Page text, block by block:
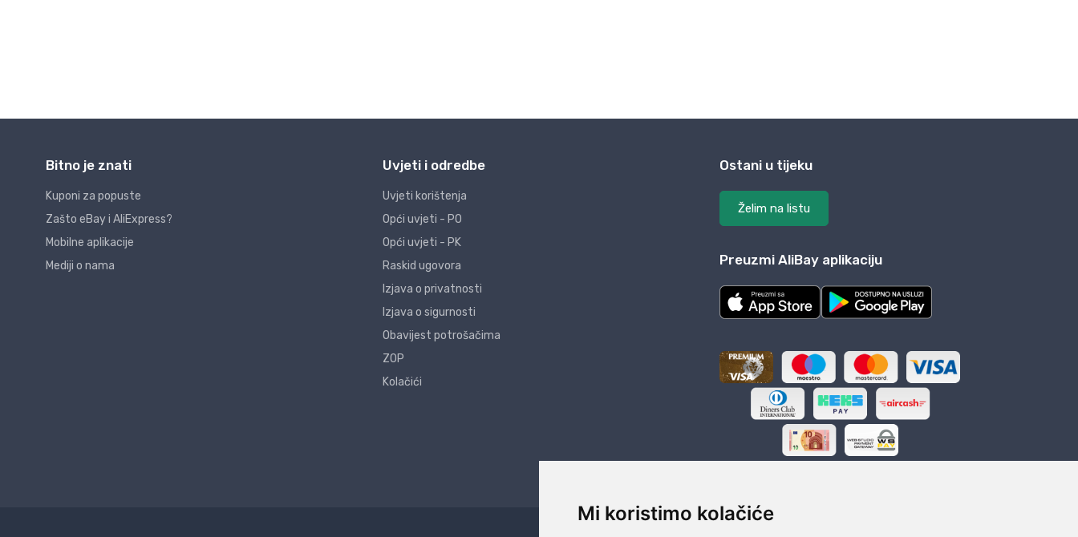
Mi koristimo kolačiće
Bitno je znati
Kuponi za popuste
Zašto eBay i AliExpress?
Mobilne aplikacije
Mediji o nama
Uvjeti i odredbe
Uvjeti korištenja
Opći uvjeti - PO
Opći uvjeti - PK
Raskid ugovora
Izjava o privatnosti
Izjava o sigurnosti
Obavijest potrošačima
ZOP
Kolačići
Ostani u tijeku
Želim na listu
Preuzmi AliBay aplikaciju